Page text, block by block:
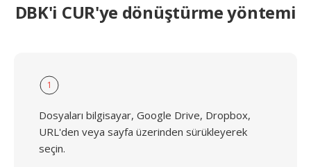
DBK'i CUR'ye dönüştürme yöntemi
1
Dosyaları bilgisayar, Google Drive, Dropbox,
URL'den veya sayfa üzerinden sürükleyerek
seçin.